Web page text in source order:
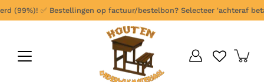
Ga
verder
(99%)!✅Bestellingen op factuur/bestelbon? Selecteer 'achteraf